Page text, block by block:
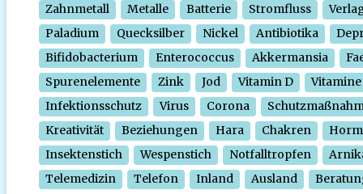
Zahnmetall
Metalle Batterie Stromfluss
Paladium
Quecksilber Nickel Antibiotika
Bifidobacterium
Enterococcus Akkermansia
Spurenelemente
Zink Jod Vitamin D
Vitamine
Infektionsschutz
Virus Corona
Kreativität
Beziehungen Hara Chakren
Insektenstich
Wespenstich Notfalltropfen
Telemedizin
Telefon Inland Ausland